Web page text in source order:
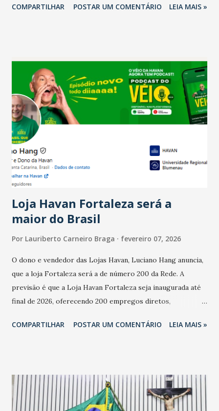
relação ao último trimestre deste ano, 56% também
confraternizações de fim de ano e pelo pagamento do 13º
Salário para um número maior de trabalhadores, já que o
país tem a menor taxa de desemprego dos anos recentes.
Ainda segundo a Pesquisa, em novembro de 2025, 40% dos
bares e restaurantes operaram com lucro e outros 40%
registraram equilíbrio financeiro. Já o percentual de
estabelecimentos no prejuízo ficou em 19%, pouco abaixo
do observado no mês anterior. Outros 1% não existiam em
novembro. Em relação a outubro, o faturamento também
cresceu. De acordo com a pesquisa, 44% dos n...
COMPARTILHAR POSTAR UM COMENTÁRIO LEIA MAIS »
Loja Havan Fortaleza será a
maior do Brasil
Por Lauriberto Carneiro Braga fevereiro 07, 2026
O dono e vendedor das Lojas Havan, Luciano Hang anuncia,
que a loja Fortaleza será a de número 200 da Rede. A
previsão é que a Loja Havan Fortaleza seja inaugurada até
final de 2026, oferecendo 200 empregos diretos,
Havan Fortaleza ainda não foi anunciada oficialmente, mas
COMPARTILHAR POSTAR UM COMENTÁRIO LEIA MAIS »